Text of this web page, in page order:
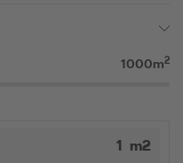
1000m2